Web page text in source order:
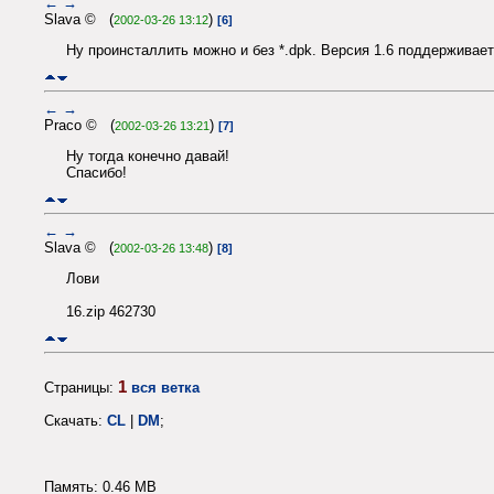
Slava © (2002-03-26 13:12) [6]
Ну проинсталлить можно и без *.dpk. Версия 1.6
← →
Praco © (2002-03-26 13:21) [7]
Ну тогда конечно давай!
Спасибо!
← →
Slava © (2002-03-26 13:48) [8]
Лови
16.zip 462730
Страницы: 1 вся ветка
Скачать: CL | DM;
Память: 0.46 MB